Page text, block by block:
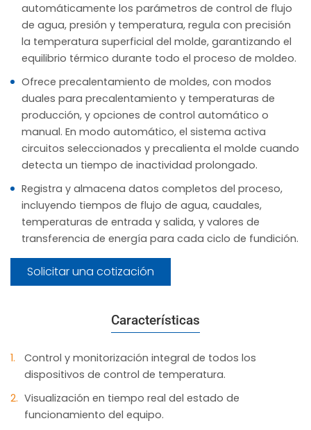
automáticamente los parámetros de control de flujo
de agua, presión y temperatura, regula con precisión
la temperatura superficial del molde, garantizando el
equilibrio térmico durante todo el proceso de moldeo.
Ofrece precalentamiento de moldes, con modos
duales para precalentamiento y temperaturas de
producción, y opciones de control automático o
manual. En modo automático, el sistema activa
circuitos seleccionados y precalienta el molde cuando
detecta un tiempo de inactividad prolongado.
Registra y almacena datos completos del proceso,
incluyendo tiempos de flujo de agua, caudales,
temperaturas de entrada y salida, y valores de
transferencia de energía para cada ciclo de fundición.
Solicitar una cotización
Características
Control y monitorización integral de todos los
dispositivos de control de temperatura.
Visualización en tiempo real del estado de
funcionamiento del equipo.